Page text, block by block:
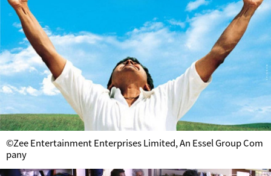
©Zee Entertainment Enterprises Limited, An Essel Group Com
pany